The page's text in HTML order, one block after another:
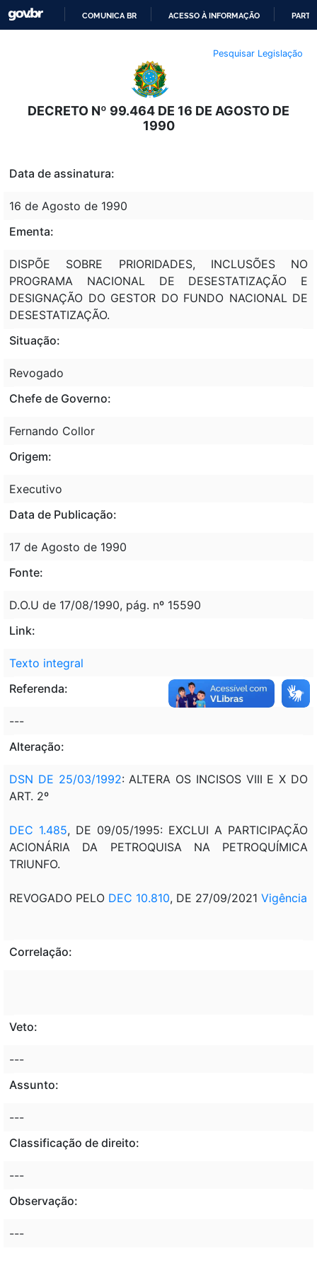
O
CONTEÚDO
COMUNICA BR ACESSO À INFORMAÇÃO
Pesquisar Legislação
DECRETO Nº 99.464 DE 16 DE AGOSTO DE
1990
Data de assinatura:
16 de Agosto de 1990
Ementa:
DISPÕE SOBRE PRIORIDADES, INCLUSÕES NO
PROGRAMA NACIONAL DE DESESTATIZAÇÃO E
DESIGNAÇÃO DO GESTOR DO FUNDO NACIONAL DE
DESESTATIZAÇÃO.
Situação:
Revogado
Chefe de Governo:
Fernando Collor
Origem:
Executivo
Data de Publicação:
17 de Agosto de 1990
Fonte:
D.O.U de 17/08/1990, pág. nº 15590
Link:
Texto integral
Referenda:
---
Alteração:
DSN DE 25/03/1992: ALTERA OS INCISOS VIII E X DO
ART. 2º
DEC 1.485, DE 09/05/1995: EXCLUI A PARTICIPAÇÃO
ACIONÁRIA DA PETROQUISA NA PETROQUÍMICA
TRIUNFO.
REVOGADO PELO DEC 10.810, DE 27/09/2021 Vigência
Correlação:
Veto:
---
Assunto:
---
Classificação de direito:
---
Observação:
---